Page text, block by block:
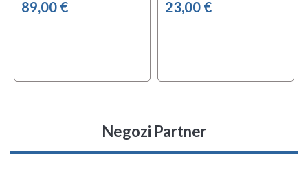
89,00 € 23,00 €
Negozi Partner